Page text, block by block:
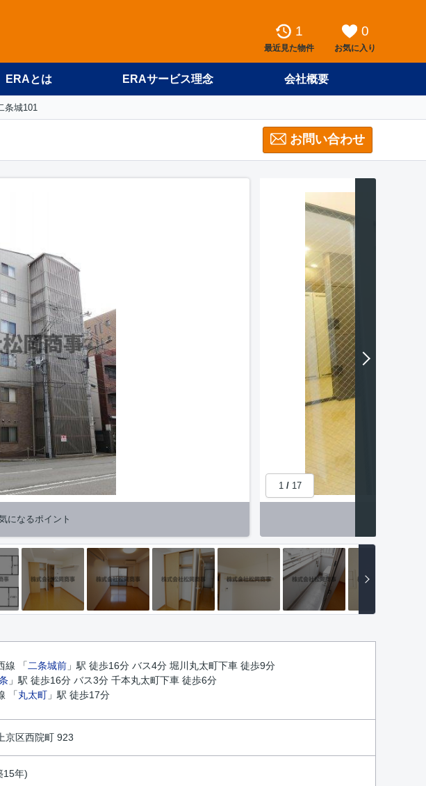
1
最近見た物件
0
お気に入り
ERAとは ERAサービス理念 会社概要
条城101
お問い合わせ
1/ 17
になるポイント
線 「 二条城前 」駅 徒歩16分 バス4分 堀川丸太町下車 徒歩9分
」駅 徒歩16分 バス3分 千本丸太町下車 徒歩6分
「丸太町 」駅 徒歩17分
京区西院町 923
15年)